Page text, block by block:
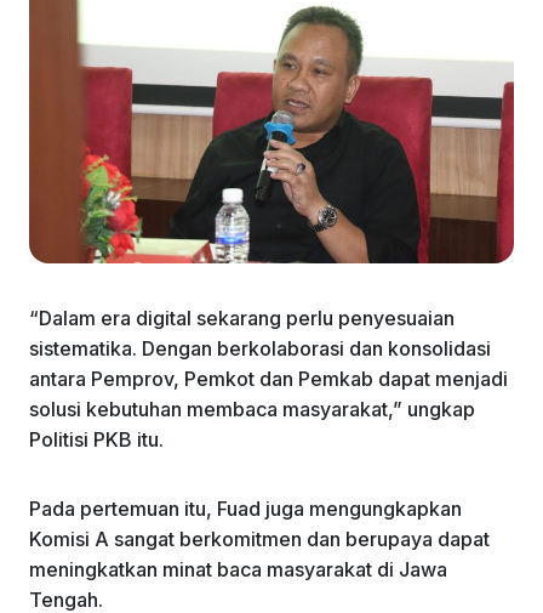
“Dalam era digital sekarang perlu penyesuaian
sistematika. Dengan berkolaborasi dan konsolidasi
antara Pemprov, Pemkot dan Pemkab dapat menjadi
solusi kebutuhan membaca masyarakat,” ungkap
Politisi PKB itu.
Pada pertemuan itu, Fuad juga mengungkapkan
Komisi A sangat berkomitmen dan berupaya dapat
meningkatkan minat baca masyarakat di Jawa
Tengah.